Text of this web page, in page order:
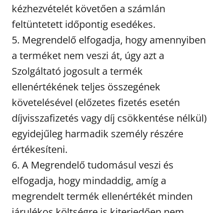
kézhezvételét követően a számlán
feltüntetett időpontig esedékes.
5. Megrendelő elfogadja, hogy amennyiben
a terméket nem veszi át, úgy azt a
Szolgáltató jogosult a termék
ellenértékének teljes összegének
követelésével (előzetes fizetés esetén
díjvisszafizetés vagy díj csökkentése nélkül)
egyidejűleg harmadik személy részére
értékesíteni.
6. A Megrendelő tudomásul veszi és
elfogadja, hogy mindaddig, amíg a
megrendelt termék ellenértékét minden